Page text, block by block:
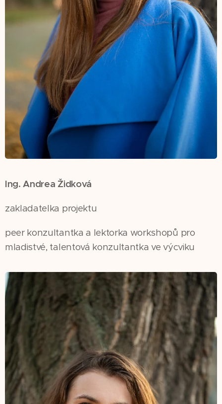
Ing. Andrea Židková
zakladatelka projektu
peer konzultantka a lektorka workshopů pro
mladistvé, talentová konzultantka ve výcviku